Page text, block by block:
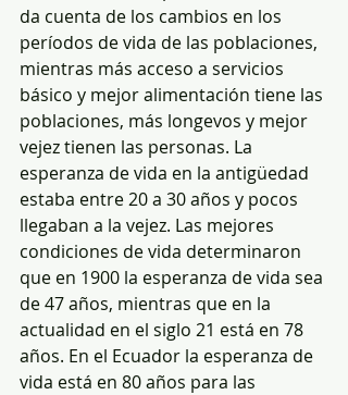
da cuenta de los cambios en los
períodos de vida de las poblaciones,
mientras más acceso a servicios
básico y mejor alimentación tiene las
poblaciones, más longevos y mejor
vejez tienen las personas. La
esperanza de vida en la antigüedad
estaba entre 20 a 30 años y pocos
llegaban a la vejez. Las mejores
condiciones de vida determinaron
que en 1900 la esperanza de vida sea
de 47 años, mientras que en la
actualidad en el siglo 21 está en 78
años. En el Ecuador la esperanza de
vida está en 80 años para las